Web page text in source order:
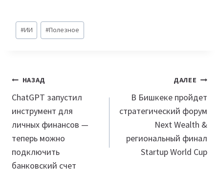
Метки
записи:
#ИИ #Полезное
Навигация
по
записям
НАЗАД
ChatGPT запустил
инструмент для
личных финансов —
теперь можно
подключить
банковский счет
ДАЛЕЕ
В Бишкеке пройдет
стратегический форум
Next Wealth &
региональный финал
Startup World Cup